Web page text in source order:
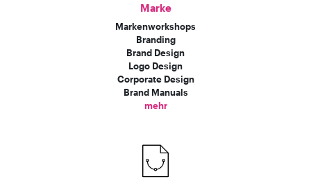
Marke
Markenworkshops
Branding
Brand Design
Logo Design
Corporate Design
Brand Manuals
mehr